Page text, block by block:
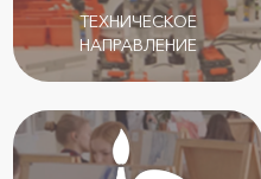
ТЕХНИЧЕСКОЕ
НАПРАВЛЕНИЕ